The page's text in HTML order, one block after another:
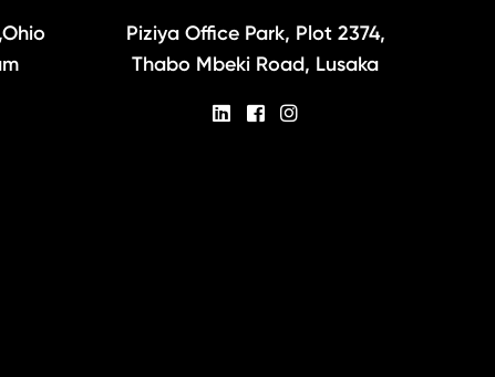
Piziya Office Park, Plot 2374,
Thabo Mbeki Road, Lusaka